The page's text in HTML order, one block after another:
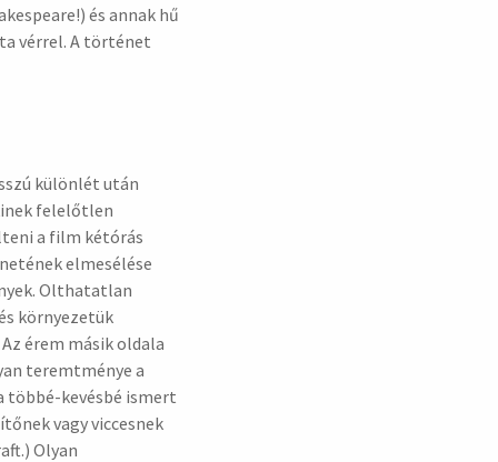
és annak hű
vérrel. A történet
különlét után
felelőtlen
a film kétórás
elmesélése
Olthatatlan
környezetük
érem másik oldala
teremtménye a
többé-kevésbé ismert
vagy viccesnek
Olyan